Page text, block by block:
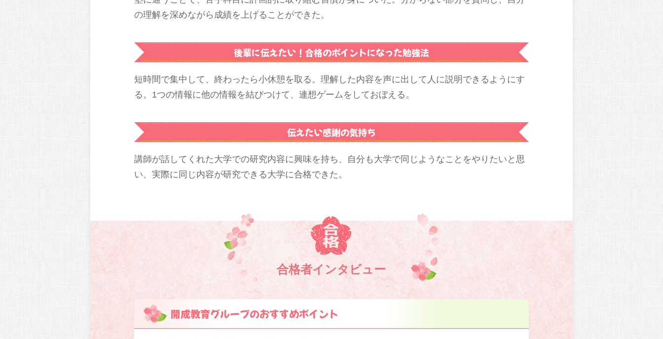
の理解を深めながら成績を上げることができた。
後輩に伝えたい！ 合格のポイントになった勉強法
短時間で集中して、終わったら小休憩を取る。理解した内容を声に出して人に説明できるようにす
る。1つの情報に他の情報を結びつけて、連想ゲームをしておぼえる。
伝えたい感謝の気持ち
講師が話してくれた大学での研究内容に興味を持ち、自分も大学で同じようなことをやりたいと思
い、実際に同じ内容が研究できる大学に合格できた。
合格者インタビュー
開成教育グループのおすすめポイント